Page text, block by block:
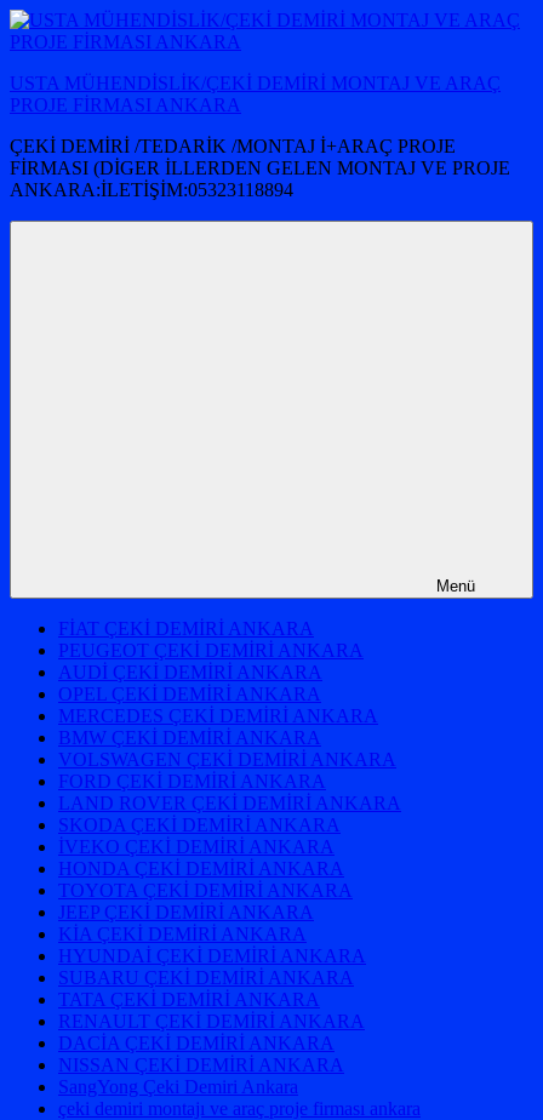
İçeriğe
atla
USTA MÜHENDİSLİK/ÇEKİ DEMİRİ MONTAJ VE ARAÇ
PROJE FİRMASI ANKARA
ÇEKİ DEMİRİ /TEDARİK /MONTAJ İ+ARAÇ PROJE
FİRMASI (DİGER İLLERDEN GELEN MONTAJ VE PROJE
ANKARA:İLETİŞİM:05323118894
Menü
FİAT ÇEKİ DEMİRİ ANKARA
PEUGEOT ÇEKİ DEMİRİ ANKARA
AUDİ ÇEKİ DEMİRİ ANKARA
OPEL ÇEKİ DEMİRİ ANKARA
MERCEDES ÇEKİ DEMİRİ ANKARA
BMW ÇEKİ DEMİRİ ANKARA
VOLSWAGEN ÇEKİ DEMİRİ ANKARA
FORD ÇEKİ DEMİRİ ANKARA
LAND ROVER ÇEKİ DEMİRİ ANKARA
SKODA ÇEKİ DEMİRİ ANKARA
İVEKO ÇEKİ DEMİRİ ANKARA
HONDA ÇEKİ DEMİRİ ANKARA
TOYOTA ÇEKİ DEMİRİ ANKARA
JEEP ÇEKİ DEMİRİ ANKARA
KİA ÇEKİ DEMİRİ ANKARA
HYUNDAİ ÇEKİ DEMİRİ ANKARA
SUBARU ÇEKİ DEMİRİ ANKARA
TATA ÇEKİ DEMİRİ ANKARA
RENAULT ÇEKİ DEMİRİ ANKARA
DACİA ÇEKİ DEMİRİ ANKARA
NISSAN ÇEKİ DEMİRİ ANKARA
SangYong Çeki Demiri Ankara
çeki demiri montajı ve araç proje firması ankara